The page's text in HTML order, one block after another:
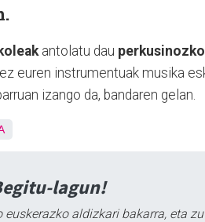
antolatu dau
euren instrumentuak musika
izango da, bandaren gelan.
lagun!
euskerazko aldizkari bakarra, eta